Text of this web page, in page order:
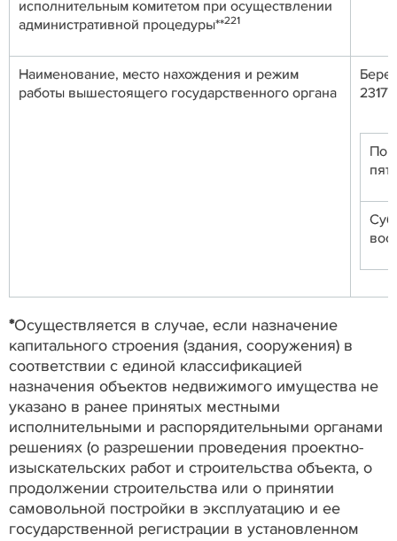
исполнительным комитетом при осуществлении
административной процедуры**221
Наименование, место нахождения и режим
работы вышестоящего государственного органа
*Осуществляется в случае, если назначение
капитального строения (здания, сооружения) в
соответствии с единой классификацией
назначения объектов недвижимого имущества не
указано в ранее принятых местными
исполнительными и распорядительными органами
решениях (о разрешении проведения проектно-
изыскательских работ и строительства объекта, о
продолжении строительства или о принятии
самовольной постройки в эксплуатацию и ее
государственной регистрации в установленном